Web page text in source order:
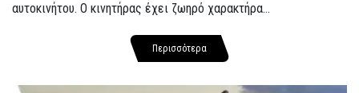
αυτοκινήτου. Ο κινητήρας έχει ζωηρό χαρακτήρα...
Περισσότερα